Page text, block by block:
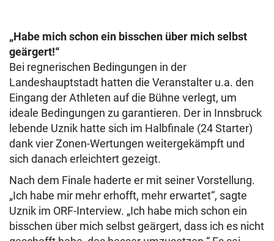
„Habe mich schon ein bisschen über mich selbst
geärgert!“
Bei regnerischen Bedingungen in der
Landeshauptstadt hatten die Veranstalter u.a. den
Eingang der Athleten auf die Bühne verlegt, um
ideale Bedingungen zu garantieren. Der in Innsbruck
lebende Uznik hatte sich im Halbfinale (24 Starter)
dank vier Zonen-Wertungen weitergekämpft und
sich danach erleichtert gezeigt.
Nach dem Finale haderte er mit seiner Vorstellung.
„Ich habe mir mehr erhofft, mehr erwartet“, sagte
Uznik im ORF-Interview. „Ich habe mich schon ein
bisschen über mich selbst geärgert, dass ich es nicht